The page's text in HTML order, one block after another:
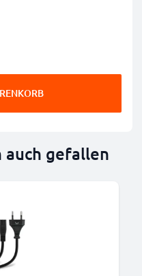
auch gefallen